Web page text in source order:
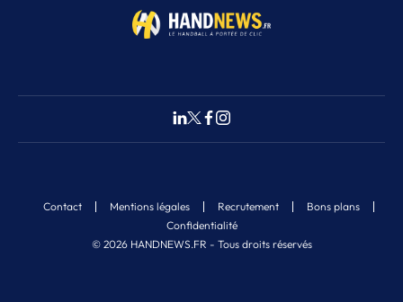
© 2026 HANDNEWS.FR - Tous droits réservés
Contact Mentions légales Recrutement
Bons plans
Confidentialité